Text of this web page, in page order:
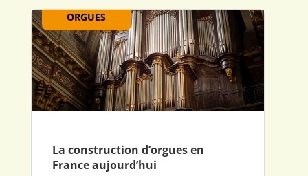
ORGUES
La construction d’orgues en
France aujourd’hui